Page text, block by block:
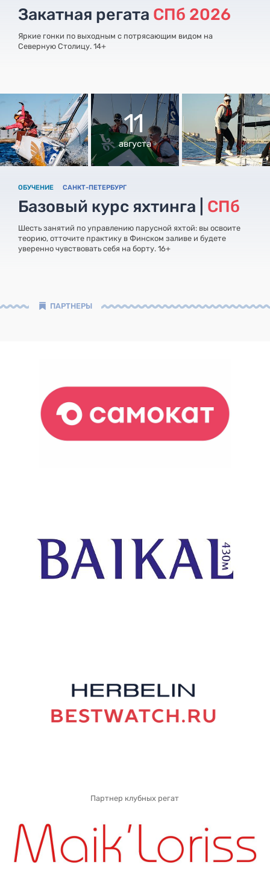
Закатная регата СПб 2026
Яркие гонки по выходным с потрясающим видом на
Северную Столицу. 14+
11
августа
ОБУЧЕНИЕ САНКТ-ПЕТЕРБУРГ
Базовый курс яхтинга | СПб
Шесть занятий по управлению парусной яхтой: вы освоите
теорию, отточите практику в Финском заливе и будете
уверенно чувствовать себя на борту. 16+
ПАРТНЕРЫ
Партнер клубных регат